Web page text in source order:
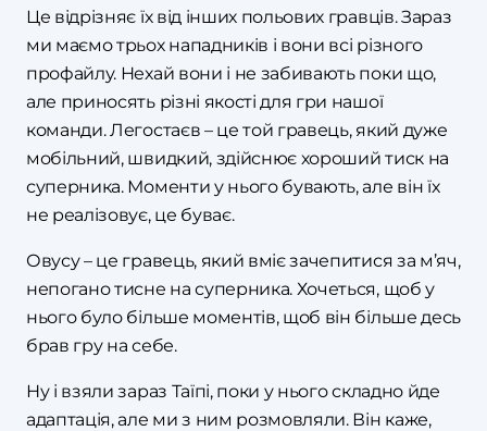
Це відрізняє їх від інших польових гравців. Зараз
ми маємо трьох нападників і вони всі різного
профайлу. Нехай вони і не забивають поки що,
але приносять різні якості для гри нашої
команди. Легостаєв – це той гравець, який дуже
мобільний, швидкий, здійснює хороший тиск на
суперника. Моменти у нього бувають, але він їх
не реалізовує, це буває.
Овусу – це гравець, який вміє зачепитися за м’яч,
непогано тисне на суперника. Хочеться, щоб у
нього було більше моментів, щоб він більше десь
брав гру на себе.
Ну і взяли зараз Таїпі, поки у нього складно йде
адаптація, але ми з ним розмовляли. Він каже,